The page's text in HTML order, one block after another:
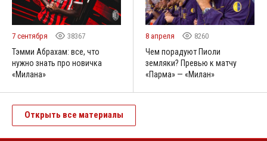
7 сентября 38367
Тэмми Абрахам: все, что
нужно знать про новичка
«Милана»
8 апреля 8260
Чем порадуют Пиоли
земляки? Превью к матчу
«Парма» — «Милан»
Открыть все материалы